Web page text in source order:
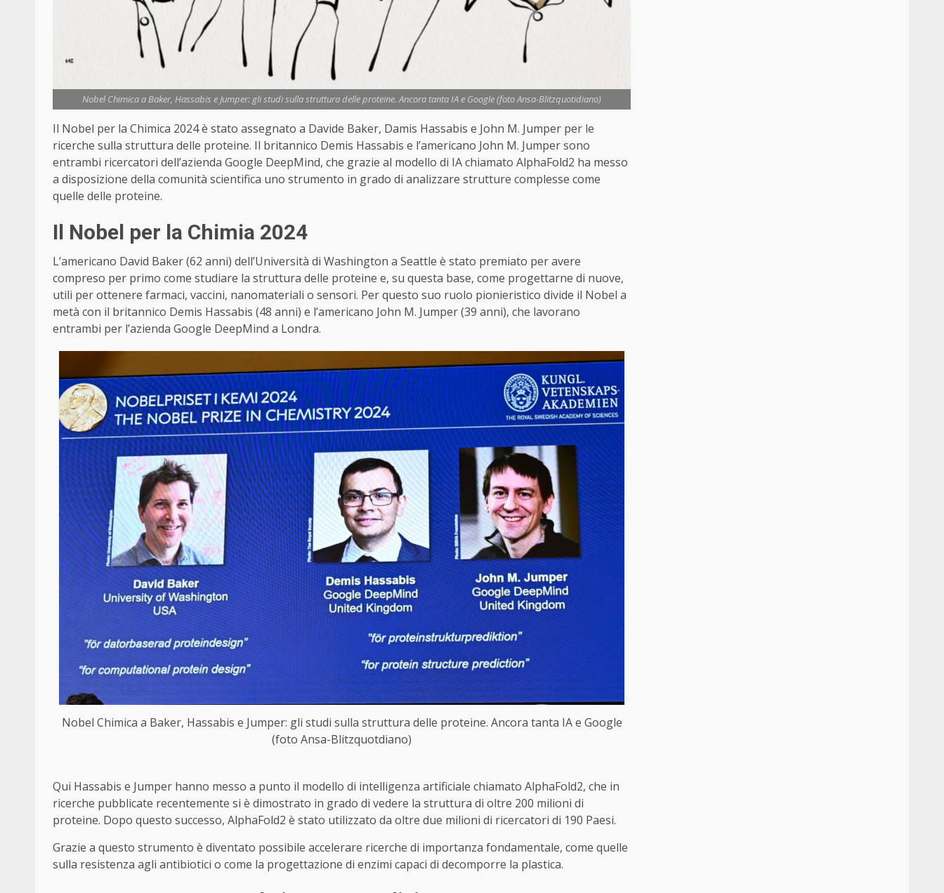
Nobel Chimica a Baker, Hassabis e Jumper: gli studi sulla struttura delle proteine. Ancora tanta IA e Google (foto Ansa-Blitzquotidiano)
Il Nobel per la Chimica 2024 è stato assegnato a Davide Baker, Damis Hassabis e John M. Jumper per le
ricerche sulla struttura delle proteine. Il britannico Demis Hassabis e l’americano John M. Jumper sono
entrambi ricercatori dell’azienda Google DeepMind, che grazie al modello di IA chiamato AlphaFold2 ha messo
a disposizione della comunità scientifica uno strumento in grado di analizzare strutture complesse come
quelle delle proteine.
Il Nobel per la Chimia 2024
L’americano David Baker (62 anni) dell’Università di Washington a Seattle è stato premiato per avere
compreso per primo come studiare la struttura delle proteine e, su questa base, come progettarne di nuove,
utili per ottenere farmaci, vaccini, nanomateriali o sensori. Per questo suo ruolo pionieristico divide il Nobel a
metà con il britannico Demis Hassabis (48 anni) e l’americano John M. Jumper (39 anni), che lavorano
entrambi per l’azienda Google DeepMind a Londra.
Nobel Chimica a Baker, Hassabis e Jumper: gli studi sulla struttura delle proteine. Ancora tanta IA e Google
(foto Ansa-Blitzquotdiano)
Qui Hassabis e Jumper hanno messo a punto il modello di intelligenza artificiale chiamato AlphaFold2, che in
ricerche pubblicate recentemente si è dimostrato in grado di vedere la struttura di oltre 200 milioni di
proteine. Dopo questo successo, AlphaFold2 è stato utilizzato da oltre due milioni di ricercatori di 190 Paesi.
Grazie a questo strumento è diventato possibile accelerare ricerche di importanza fondamentale, come quelle
sulla resistenza agli antibiotici o come la progettazione di enzimi capaci di decomporre la plastica.